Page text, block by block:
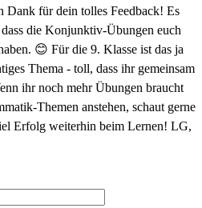
Dank für dein tolles Feedback! Es
die Konjunktiv-Übungen euch
😊 Für die 9. Klasse ist das ja
Thema - toll, dass ihr gemeinsam
ihr noch mehr Übungen braucht
Themen anstehen, schaut gerne
Erfolg weiterhin beim Lernen! LG,